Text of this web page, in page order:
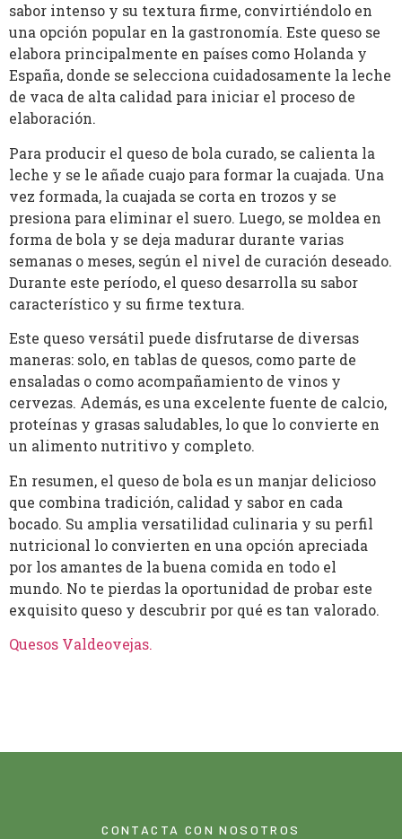
sabor intenso y su textura firme, convirtiéndolo en
una opción popular en la gastronomía. Este queso se
elabora principalmente en países como Holanda y
España, donde se selecciona cuidadosamente la leche
de vaca de alta calidad para iniciar el proceso de
elaboración.
Para producir el queso de bola curado, se calienta la
leche y se le añade cuajo para formar la cuajada. Una
vez formada, la cuajada se corta en trozos y se
presiona para eliminar el suero. Luego, se moldea en
forma de bola y se deja madurar durante varias
semanas o meses, según el nivel de curación deseado.
Durante este período, el queso desarrolla su sabor
característico y su firme textura.
Este queso versátil puede disfrutarse de diversas
maneras: solo, en tablas de quesos, como parte de
ensaladas o como acompañamiento de vinos y
cervezas. Además, es una excelente fuente de calcio,
proteínas y grasas saludables, lo que lo convierte en
un alimento nutritivo y completo.
En resumen, el queso de bola es un manjar delicioso
que combina tradición, calidad y sabor en cada
bocado. Su amplia versatilidad culinaria y su perfil
nutricional lo convierten en una opción apreciada
por los amantes de la buena comida en todo el
mundo. No te pierdas la oportunidad de probar este
exquisito queso y descubrir por qué es tan valorado.
Quesos Valdeovejas.
CONTACTA CON NOSOTROS